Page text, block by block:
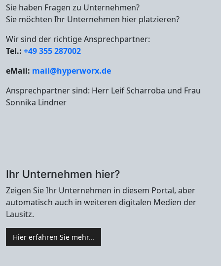
Sie haben Fragen zu Unternehmen?
Sie möchten Ihr Unternehmen hier platzieren?
Wir sind der richtige Ansprechpartner:
Tel.: +49 355 287002
eMail: mail@hyperworx.de
Ansprechpartner sind: Herr Leif Scharroba und Frau
Sonnika Lindner
Ihr Unternehmen hier?
Zeigen Sie Ihr Unternehmen in diesem Portal, aber
automatisch auch in weiteren digitalen Medien der
Lausitz.
Hier erfahren Sie mehr...